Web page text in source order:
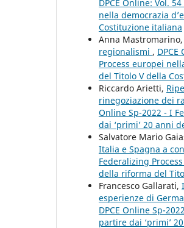
DPCE Online: Vol.
nella democrazia
Costituzione italiana
Anna Mastromarino,
regionalismi ,
Process europei
del Titolo V della
Riccardo Arietti,
rinegoziazione dei
Online Sp-2022 - I
dai ‘primi’ 20 anni
Salvatore Mario
Italia e Spagna a
Federalizing
della riforma del
Francesco Gallarati,
esperienze di
DPCE Online Sp-
partire dai ‘primi’